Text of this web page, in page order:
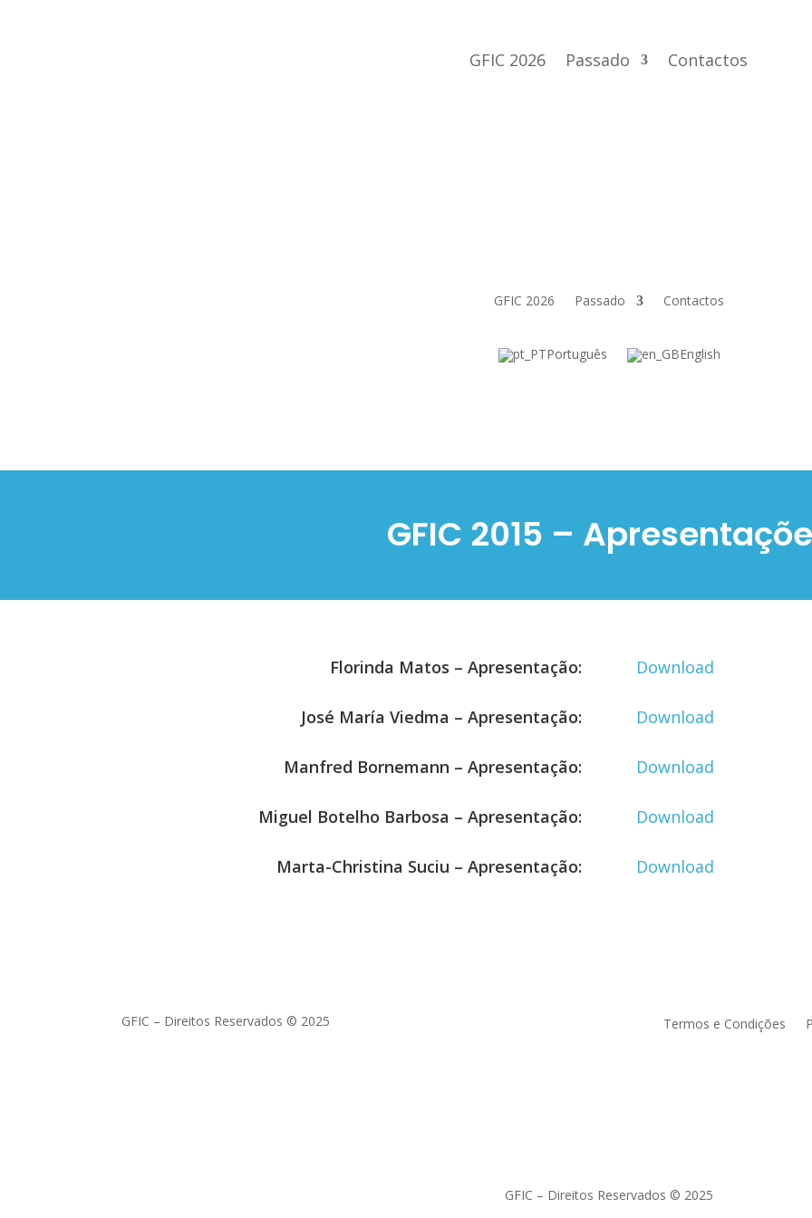
GFIC 2026 Passado Contactos
GFIC 2026 Passado Contactos
Português English
GFIC 2015 –
Florinda Matos – Apresentação: Download
José María Viedma – Apresentação: Download
Manfred Bornemann – Apresentação: Download
Miguel Botelho Barbosa – Apresentação: Download
Marta-Christina Suciu – Apresentação: Download
GFIC – Direitos Reservados © 2025 Termos e Condições
GFIC – Direitos Reservados © 2025